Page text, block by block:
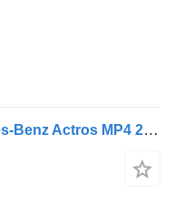
Компресор за въздух Mercedes-Benz Actros MP4 2551 (01.12-) LK4972 за влекач Mercedes-Benz Actros MP4 Antos Arocs (2012-)